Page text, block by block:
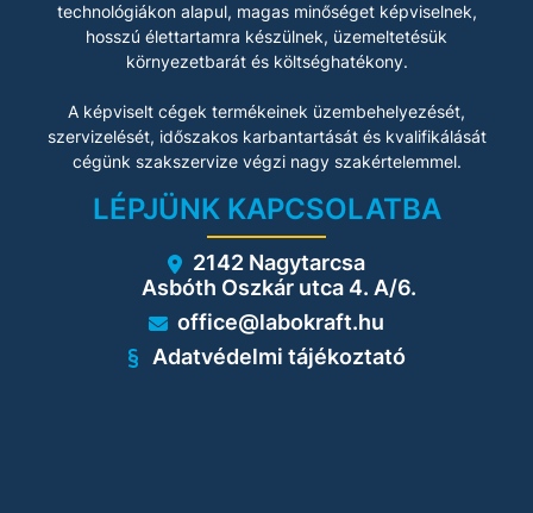
technológiákon alapul, magas minőséget képviselnek,
hosszú élettartamra készülnek, üzemeltetésük
környezetbarát és költséghatékony.
A képviselt cégek termékeinek üzembehelyezését,
szervizelését, időszakos karbantartását és kvalifikálását
cégünk szakszervize végzi nagy szakértelemmel.
LÉPJÜNK KAPCSOLATBA
2142 Nagytarcsa
Asbóth Oszkár utca 4. A/6.
office@labokraft.hu
Adatvédelmi tájékoztató